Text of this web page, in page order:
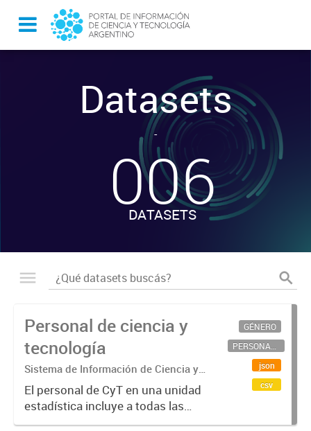
Datasets
-
006
DATASETS
Personal de ciencia y
tecnología
Sistema de Información de Ciencia y
Tecnología Argentino (SICYTAR)
El personal de CyT en una unidad
estadística incluye a todas las
personas involucradas
GÉNERO
PERSONAL CIENTÍFICO-TECNOLÓGICO
json
csv